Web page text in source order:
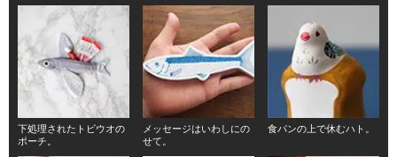
下処理されたトビウオの
ポーチ。
メッセージはいわしにの
せて。
食パンの上で休むハト。